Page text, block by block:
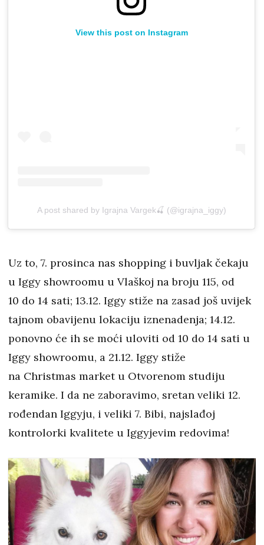
View this post on Instagram
A post shared by Igrajna Vargek🍒 (@igrajna_iggy)
Uz to, 7. prosinca nas shopping i buvljak čekaju
u Iggy showroomu u Vlaškoj na broju 115, od
10 do 14 sati; 13.12. Iggy stiže na zasad još uvijek
tajnom obavijenu lokaciju iznenadenja; 14.12.
ponovno će ih se moći uloviti od 10 do 14 sati u
Iggy showroomu, a 21.12. Iggy stiže
na Christmas market u Otvorenom studiju
keramike. I da ne zaboravimo, sretan veliki 12.
rođendan Iggyju, i veliki 7. Bibi, najslađoj
kontrolorki kvalitete u Iggyjevim redovima!